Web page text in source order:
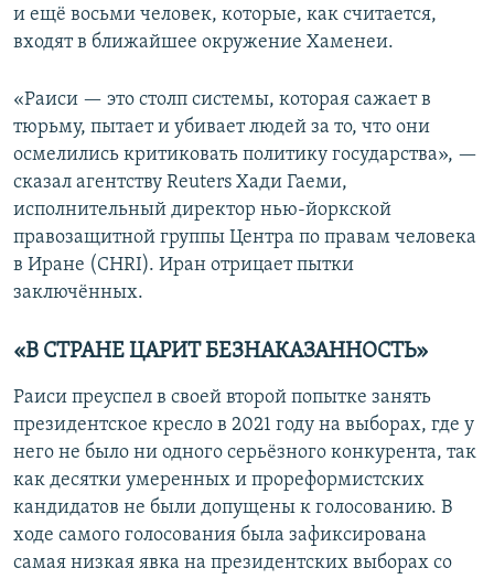
и ещё восьми человек, которые, как считается,
входят в ближайшее окружение Хаменеи.
«Раиси — это столп системы, которая сажает в
тюрьму, пытает и убивает людей за то, что они
осмелились критиковать политику государства», —
сказал агентству Reuters Хади Гаеми,
исполнительный директор нью-йоркской
правозащитной группы Центра по правам человека
в Иране (CHRI). Иран отрицает пытки
заключённых.
«В СТРАНЕ ЦАРИТ БЕЗНАКАЗАННОСТЬ»
Раиси преуспел в своей второй попытке занять
президентское кресло в 2021 году на выборах, где у
него не было ни одного серьёзного конкурента, так
как десятки умеренных и прореформистских
кандидатов не были допущены к голосованию. В
ходе самого голосования была зафиксирована
самая низкая явка на президентских выборах со